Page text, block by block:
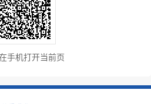
手机打开当前页